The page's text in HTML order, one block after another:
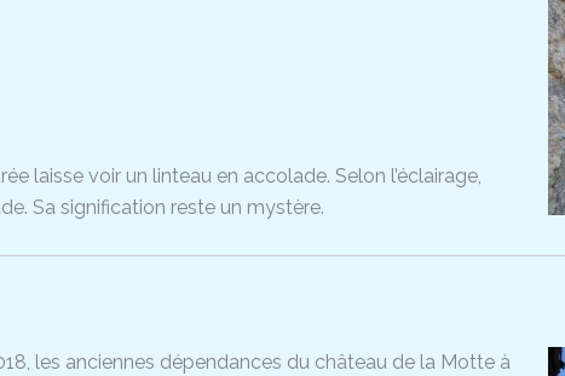
laisse voir un linteau en accolade. Selon l’éclairage,
Sa signification reste un mystère.
les anciennes dépendances du château de la Motte à